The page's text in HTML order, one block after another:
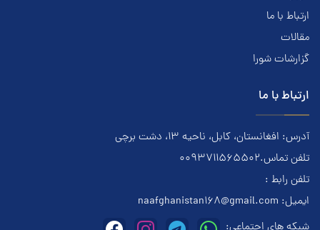
ارتباط با ما
مقالات
گزارشات شورا
ارتباط با ما
آدرس: افغانستان، کابل، ناحیه ۱۳، دشت برچی
تلفن تماس.0093711565502
تلفن رابط :
ایمیل: naafghanistan168@gmail.com